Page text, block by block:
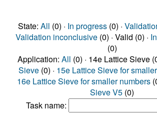
State: All (0) · In progress(0) ·
Validation inconclusive(0) · Valid (0) ·
(0)
Application: All (0) · 14e Lattice Sieve
Sieve (0) · 15e Lattice Sieve for
16e Lattice Sieve for smaller numbers
Sieve V5 (0)
Task name: